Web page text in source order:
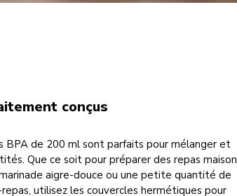
conçus
BPA de 200 ml sont parfaits pour mélanger et
Que ce soit pour préparer des repas maison
aigre-douce ou une petite quantité de
utilisez les couvercles hermétiques pour